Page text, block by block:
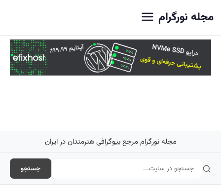
مجله نورگرام
مجله نورگرام مرجع بیوگرافی هنرمندان در ایران
جستجو